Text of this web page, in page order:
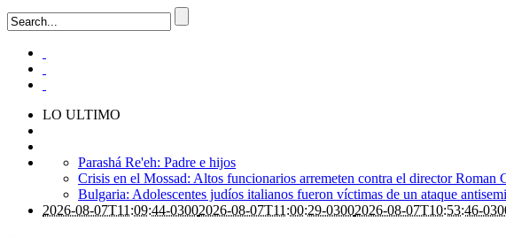
LO ULTIMO
Parashá Re'eh: Padre e hijos
Crisis en el Mossad: Altos funcionarios arremeten contra el director Roman
Bulgaria: Adolescentes judíos italianos fueron víctimas de un ataque
2026-08-07T11:09:44-03002026-08-07T11:00:29-03002026-08-07T10:53:46-